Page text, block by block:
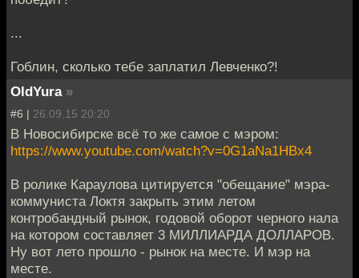
...
Гоблин, сколько тебе заплатил Левченко?!
OldYura »
#6 | 26.09.15 20:20
В Новосибирске всё то же самое с мэром:
https://www.youtube.com/watch?v=0G1aNa1HBx4
В ролике Караулова цитируется "обещание" мэра-
коммуниста Локтя закрыть этим летом
контробандный рынок, годовой оборот черного нала
на котором составляет 3 МИЛЛИАРДА ДОЛЛАРОВ.
Ну вот лето прошло - рынок на месте. И мэр на
месте.